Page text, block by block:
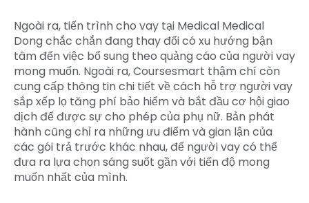
Ngoài ra, tiến trình cho vay tại Medical Medical
Dong chắc chắn đang thay đổi có xu hướng bận
tâm đến việc bổ sung theo quảng cáo của người vay
mong muốn. Ngoài ra, Coursesmart thậm chí còn
cung cấp thông tin chi tiết về cách hỗ trợ người vay
sắp xếp lọ tăng phí bảo hiểm và bắt đầu cơ hội giao
dịch để được sự cho phép của phụ nữ. Bản phát
hành cũng chỉ ra những ưu điểm và gian lận của
các gói trả trước khác nhau, để người vay có thể
đưa ra lựa chọn sáng suốt gần với tiến độ mong
muốn nhất của mình.